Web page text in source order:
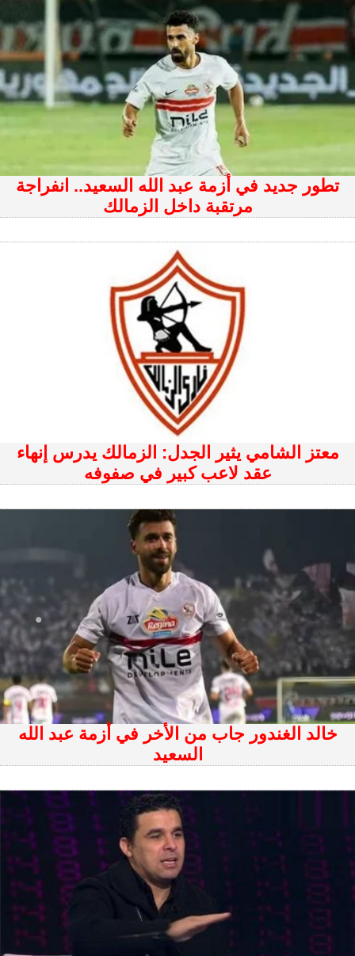
تطور جديد في أزمة عبد الله السعيد.. انفراجة
مرتقبة داخل الزمالك
معتز الشامي يثير الجدل: الزمالك يدرس إنهاء
عقد لاعب كبير في صفوفه
خالد الغندور جاب من الأخر في أزمة عبد الله
السعيد